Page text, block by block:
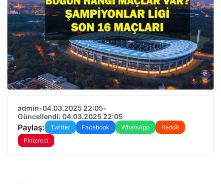
admin•04.03.2025 22:05•
Güncellendi: 04.03.2025 22:05
Paylaş: Twitter Facebook WhatsApp
Reddit
Pinterest